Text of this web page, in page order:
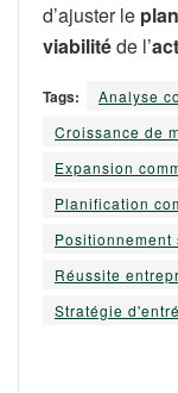
d’ajuster le plan
viabilitéde l’
Tags:
Analyse
Croissance de
Expansion
Planification
Positionnement
Réussite
Stratégie